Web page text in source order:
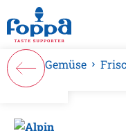
springen
Gemüse